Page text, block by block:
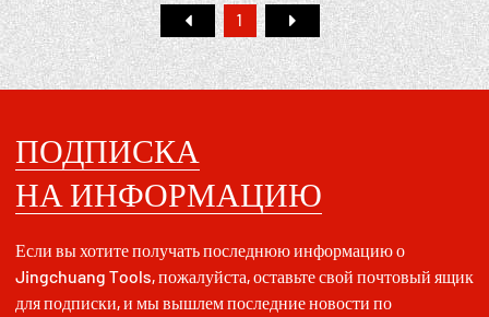
1
ПОДПИСКА
НА ИНФОРМАЦИЮ
Если вы хотите получать последнюю информацию о
Jingchuang Tools, пожалуйста, оставьте свой почтовый ящик
для подписки, и мы вышлем последние новости по